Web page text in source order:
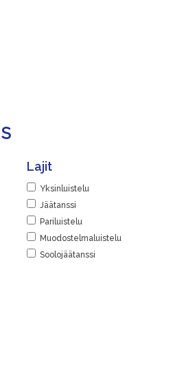
Lajit
Yksinluistelu
Jäätanssi
Pariluistelu
Muodostelmaluistelu
Soolojäätanssi